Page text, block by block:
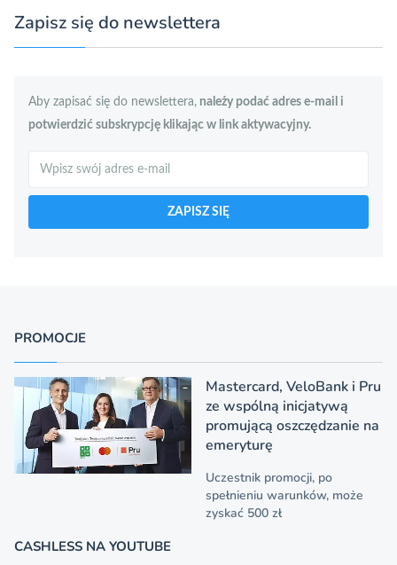
Zapisz się do newslettera
Aby zapisać się do newslettera, należy podać adres e-mail i
potwierdzić subskrypcję klikając w link aktywacyjny.
Szukaj
ZAPISZ SIĘ
PROMOCJE
Mastercard, VeloBank i Pru
ze wspólną inicjatywą
promującą oszczędzanie na
emeryturę
Uczestnik promocji, po
spełnieniu warunków, może
zyskać 500 zł
CASHLESS NA YOUTUBE